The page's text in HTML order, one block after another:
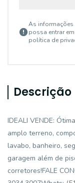
As
possa entrar
política de
Descrição
IDEALI VENDE:
amplo terreno,
lavabo, banheiro,
garagem além de
corretores!FALE